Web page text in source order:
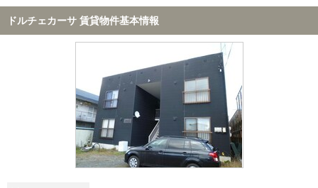
ドルチェカーサ 賃貸物件基本情報